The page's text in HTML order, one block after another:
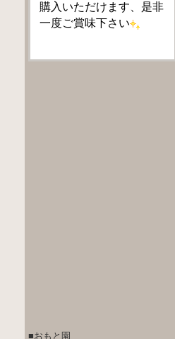
購入いただけます、是非
一度ご賞味下さい
■おもと園